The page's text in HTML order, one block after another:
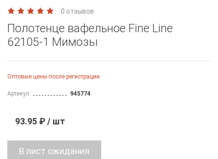
0 отзывов
Полотенце вафельное Fine Line
62105-1 Мимозы
Оптовые цены после регистрации
Артикул: 945774
93.95 ₽ / шт